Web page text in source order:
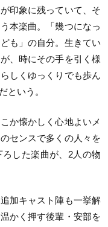
印象に残っていて、そ
本楽曲。「幾つになっ
も」の自分。生きてい
、時にその手を引く様
しくゆっくりでも歩ん
という。
か懐かしく心地よいメ
センスで多くの人々を
した楽曲が、2人の物
加キャスト陣も一挙解
かく押す後輩・安部を